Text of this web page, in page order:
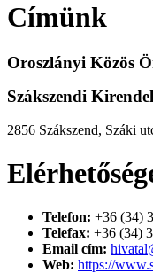
Címünk
Oroszlányi Közös
Szákszendi
2856 Szákszend, Száki
Telefon: +36 (34)
Telefax: +36 (34)
Email cím:
Web: https://